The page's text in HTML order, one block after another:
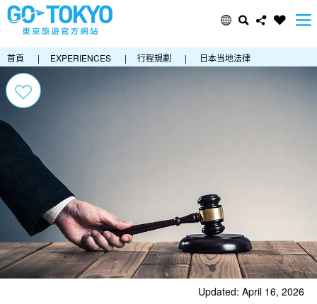
首頁 | EXPERIENCES | 行程規劃 | 日本当地法律
Updated: April 16, 2026